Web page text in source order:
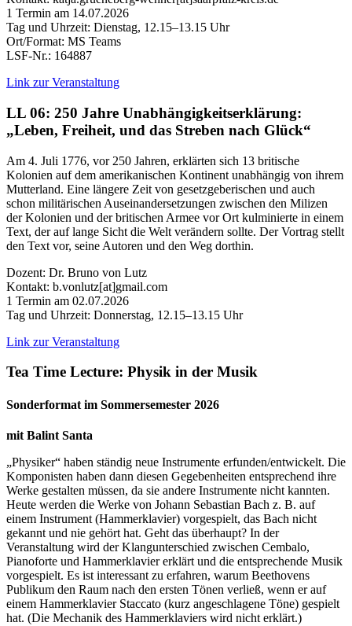
1 Termin am 14.07.2026
Tag und Uhrzeit: Dienstag, 12.15–13.15 Uhr
Ort/Format: MS Teams
LSF-Nr.: 164887
Link zur Veranstaltung
LL 06: 250 Jahre Unabhängigkeitserklärung:
„Leben, Freiheit, und das Streben nach Glück“
Am 4. Juli 1776, vor 250 Jahren, erklärten sich 13 britische
Kolonien auf dem amerikanischen Kontinent unabhängig von ihrem
Mutterland. Eine längere Zeit von gesetzgeberischen und auch
schon militärischen Auseinandersetzungen zwischen den Milizen
der Kolonien und der britischen Armee vor Ort kulminierte in einem
Text, der auf lange Sicht die Welt verändern sollte. Der Vortrag stellt
den Text vor, seine Autoren und den Weg dorthin.
Dozent: Dr. Bruno von Lutz
Kontakt: b.vonlutz[at]gmail.com
1 Termin am 02.07.2026
Tag und Uhrzeit: Donnerstag, 12.15–13.15 Uhr
Link zur Veranstaltung
Tea Time Lecture: Physik in der Musik
Sonderformat im Sommersemester 2026
mit Balint Santa
„Physiker“ haben ständig neue Instrumente erfunden/entwickelt. Die
Komponisten haben dann diesen Gegebenheiten entsprechend ihre
Werke gestalten müssen, da sie andere Instrumente nicht kannten.
Heute werden die Werke von Johann Sebastian Bach z. B. auf
einem Instrument (Hammerklavier) vorgespielt, das Bach nicht
gekannt und nie gehört hat. Geht das überhaupt? In der
Veranstaltung wird der Klangunterschied zwischen Cembalo,
Pianoforte und Hammerklavier erklärt und die entsprechende Musik
vorgespielt. Es ist interessant zu erfahren, warum Beethovens
Publikum den Raum nach den ersten Tönen verließ, wenn er auf
einem Hammerklavier Staccato (kurz angeschlagene Töne) gespielt
hat. (Die Mechanik des Hammerklaviers wird nicht erklärt.)